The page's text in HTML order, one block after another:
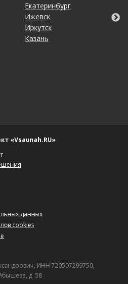
Екатеринбург
Ижевск
Иркутск
Казань
Махачкала
Набережные Челны
Нижний Новгород
Новосибирск
Самара
Санкт-Петербург
Саратов
Ставрополь
Хабаровск
Чебоксары
Челябинск
Ярославль
«Vsaunah.RU»
данных
cookies
ИНН 720507299750,
д. 58